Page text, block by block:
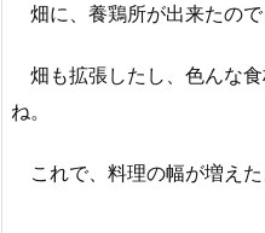
畑に、養鶏所が出来たので
畑も拡張したし、色んな
ね。
これで、料理の幅が増えた